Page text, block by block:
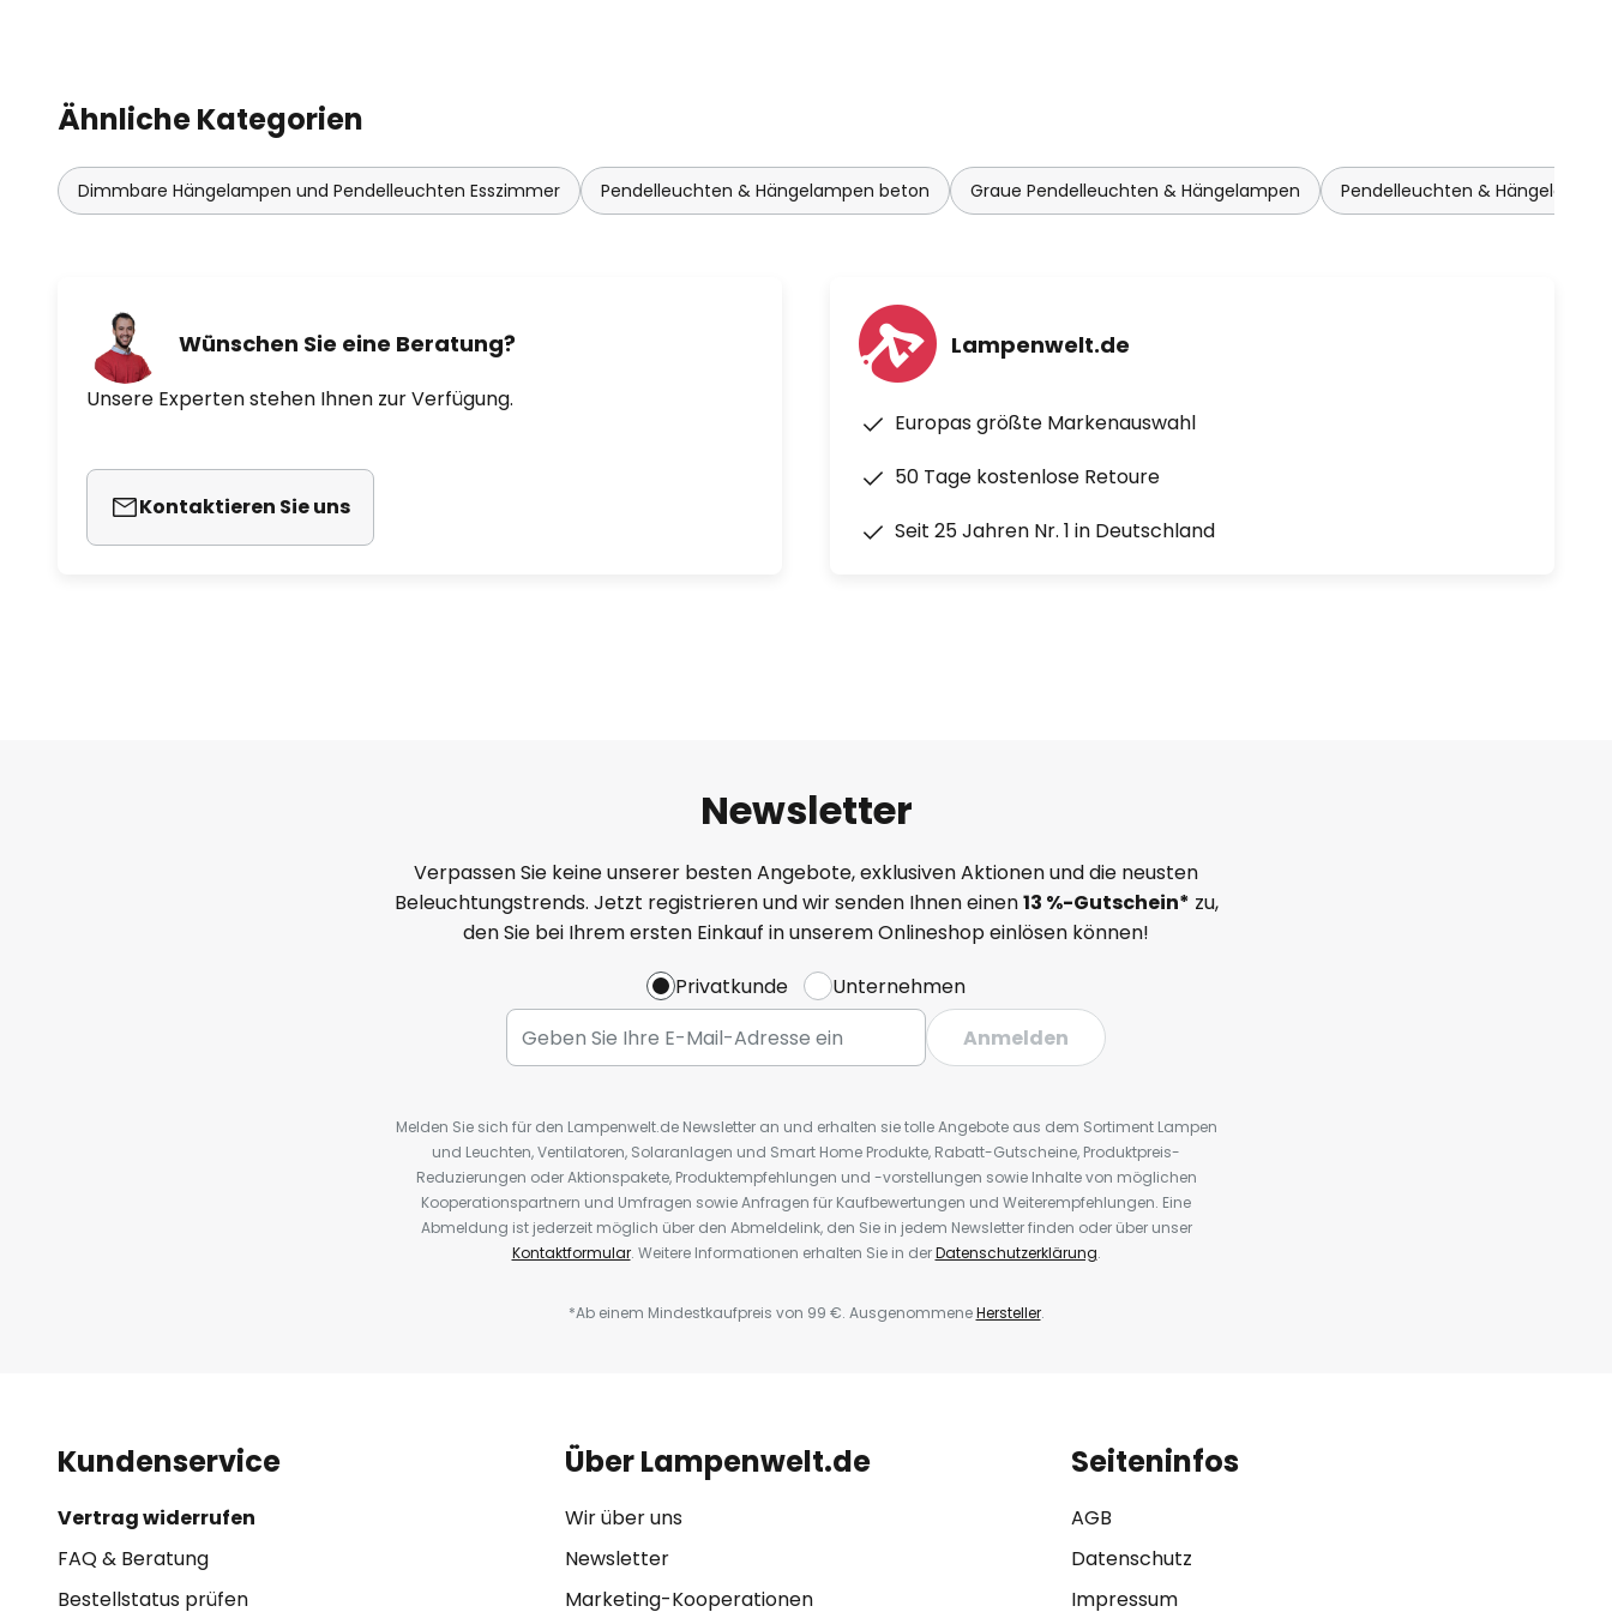
Leuchtenhaus Foscarini.
Ähnliche Kategorien
Dimmbare Hängelampen und Pendelleuchten Esszimmer Pendelleuchten & Hängelampen beton Graue Pendelleuchten & Hängelampen Pendelleuchten &
Wünschen Sie eine Beratung?
Unsere Experten stehen Ihnen zur Verfügung.
Kontaktieren Sie uns
Lampenwelt.de
Europas größte Markenauswahl
50 Tage kostenlose Retoure
Seit 25 Jahren Nr. 1 in Deutschland
Newsletter
Verpassen Sie keine unserer besten Angebote, exklusiven Aktionen und die neusten
Beleuchtungstrends. Jetzt registrieren und wir senden Ihnen einen13 %-Gutschein* zu,
den Sie bei Ihrem ersten Einkauf in unserem Onlineshop einlösen können!
Privatkunde
Unternehmen
Anmelden
Melden Sie sich für den Lampenwelt.de Newsletter an und erhalten sie tolle Angebote aus dem Sortiment Lampen
und Leuchten, Ventilatoren, Solaranlagen und Smart Home Produkte, Rabatt-Gutscheine, Produktpreis-
Reduzierungen oder Aktionspakete, Produktempfehlungen und -vorstellungen sowie Inhalte von möglichen
Kooperationspartnern und Umfragen sowie Anfragen für Kaufbewertungen und Weiterempfehlungen. Eine
Abmeldung ist jederzeit möglich über den Abmeldelink, den Sie in jedem Newsletter finden oder über unser
Kontaktformular. Weitere Informationen erhalten Sie in derDatenschutzerklärung.
*Ab einem Mindestkaufpreis von 99 €. AusgenommeneHersteller.
Kundenservice
Vertrag widerrufen
FAQ & Beratung
Bestellstatus prüfen
Über Lampenwelt.de
Wir über uns
Newsletter
Marketing-Kooperationen
Seiteninfos
AGB
Datenschutz
Impressum